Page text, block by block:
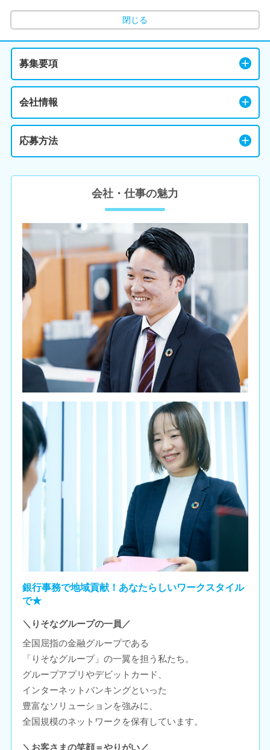
閉じる
募集要項
会社情報
応募方法
会社・仕事の魅力
銀行事務で地域貢献！あなたらしいワークスタイル
で★
＼りそなグループの一員／
全国屈指の金融グループである
「りそなグループ」の一翼を担う私たち。
グループアプリやデビットカード、
インターネットバンキングといった
豊富なソリューションを強みに、
全国規模のネットワークを保有しています。
＼お客さまの笑顔＝やりがい／